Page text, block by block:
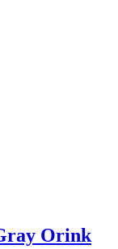
Orink